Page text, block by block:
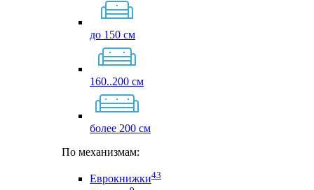
до 150 см
160..200 см
более 200 см
По механизмам:
Еврокнижки43